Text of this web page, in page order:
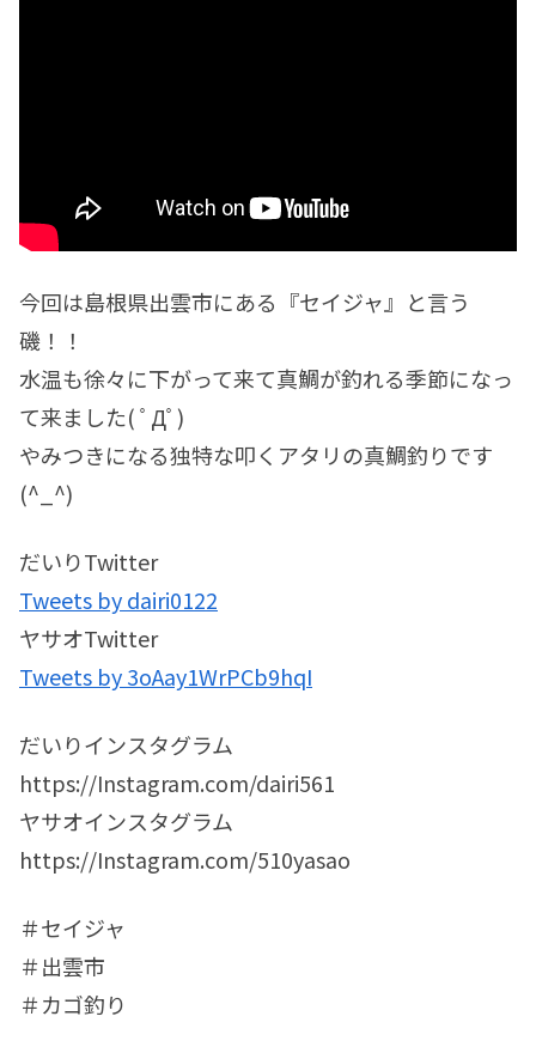
今回は島根県出雲市にある『セイジャ』と言う
磯！！
水温も徐々に下がって来て真鯛が釣れる季節になっ
て来ました( ﾟДﾟ)
やみつきになる独特な叩くアタリの真鯛釣りです
(^_^)
だいりTwitter
Tweets by dairi0122
ヤサオTwitter
Tweets by 3oAay1WrPCb9hqI
だいりインスタグラム
https://Instagram.com/dairi561
ヤサオインスタグラム
https://Instagram.com/510yasao
＃セイジャ
＃出雲市
＃カゴ釣り